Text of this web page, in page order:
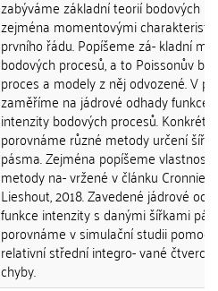
zabýváme základní teorií bodových
zejména momentovými
prvního řádu. Popíšeme zá- kladní
bodových procesů, a to Poissonův
proces a modely z něj odvozené. V
zaměříme na jádrové odhady funkce
intenzity bodových procesů.
porovnáme různé metody určení šířky
pásma. Zejména popíšeme vlastnosti
metody na- vržené v článku Cronnie
Lieshout, 2018. Zavedené jádrové
funkce intenzity s danými šířkami
porovnáme v simulační studii pomocí
relativní střední integro- vané
chyby.